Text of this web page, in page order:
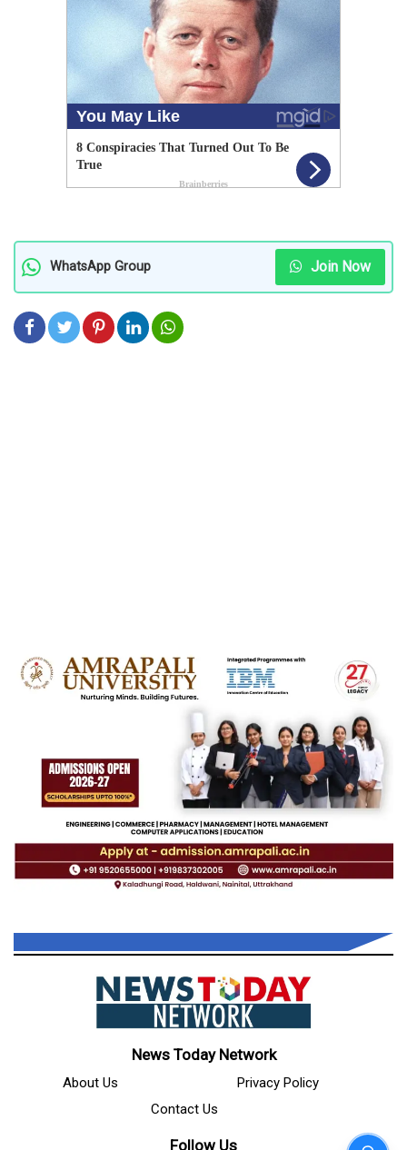
WhatsApp Group Join Now
News Today Network
About Us
Privacy Policy
Contact Us
Follow Us